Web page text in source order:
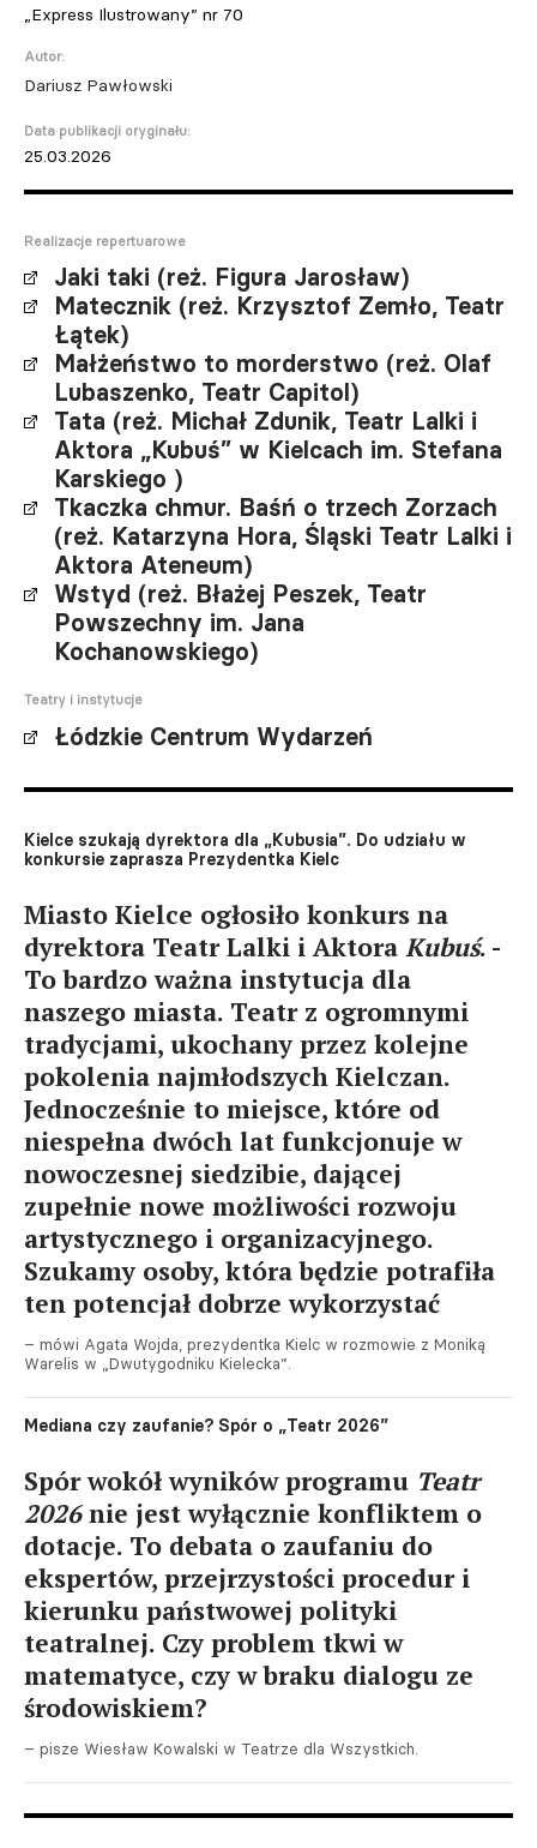
„Express Ilustrowany” nr 70
Autor:
Dariusz Pawłowski
Data publikacji oryginału:
25.03.2026
Realizacje repertuarowe
Jaki taki (reż. Figura Jarosław)
Matecznik (reż. Krzysztof Zemło, Teatr
Łątek)
Małżeństwo to morderstwo (reż. Olaf
Lubaszenko, Teatr Capitol)
Tata (reż. Michał Zdunik, Teatr Lalki i
Aktora „Kubuś” w Kielcach im. Stefana
Karskiego )
Tkaczka chmur. Baśń o trzech Zorzach
(reż. Katarzyna Hora, Śląski Teatr Lalki i
Aktora Ateneum)
Wstyd (reż. Błażej Peszek, Teatr
Powszechny im. Jana
Kochanowskiego)
Teatry i instytucje
Łódzkie Centrum Wydarzeń
Kielce szukają dyrektora dla „Kubusia”. Do udziału w
konkursie zaprasza Prezydentka Kielc
Miasto Kielce ogłosiło konkurs na
dyrektora Teatr Lalki i Aktora Kubuś. -
To bardzo ważna instytucja dla
naszego miasta. Teatr z ogromnymi
tradycjami, ukochany przez kolejne
pokolenia najmłodszych Kielczan.
Jednocześnie to miejsce, które od
niespełna dwóch lat funkcjonuje w
nowoczesnej siedzibie, dającej
zupełnie nowe możliwości rozwoju
artystycznego i organizacyjnego.
Szukamy osoby, która będzie potrafiła
ten potencjał dobrze wykorzystać
– mówi Agata Wojda, prezydentka Kielc w rozmowie z Moniką
Warelis w „Dwutygodniku Kielecka”.
Mediana czy zaufanie? Spór o „Teatr 2026”
Spór wokół wyników programu Teatr
2026nie jest wyłącznie konfliktem o
dotacje. To debata o zaufaniu do
ekspertów, przejrzystości procedur i
kierunku państwowej polityki
teatralnej. Czy problem tkwi w
matematyce, czy w braku dialogu ze
środowiskiem?
– pisze Wiesław Kowalski w Teatrze dla Wszystkich.